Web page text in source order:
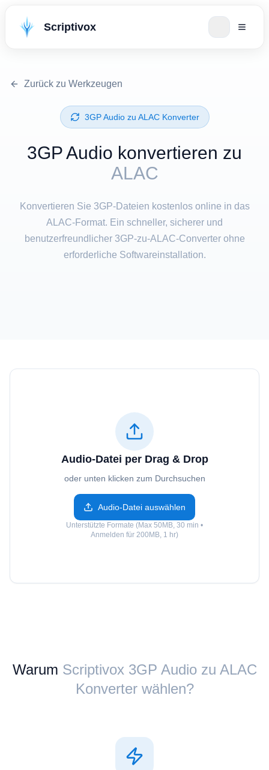
Scriptivox
Zurück zu Werkzeugen
⁦3GP Audio⁩ zu ⁦ALAC⁩ Konverter
⁦3GP Audio⁩ konvertieren zu
ALAC
Konvertieren Sie 3GP-Dateien kostenlos online in das
ALAC-Format. Ein schneller, sicherer und
benutzerfreundlicher 3GP-zu-ALAC-Converter ohne
erforderliche Softwareinstallation.
Audio-Datei per Drag & Drop
oder unten klicken zum Durchsuchen
Audio-Datei auswählen
Unterstützte Formate (Max 50MB, 30 min •
Anmelden für 200MB, 1 hr)
Warum Scriptivox ⁦3GP Audio⁩ zu ⁦ALAC⁩
Konverter wählen?